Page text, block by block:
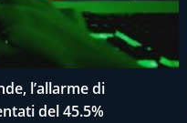
l’allarme di
del 45.5%